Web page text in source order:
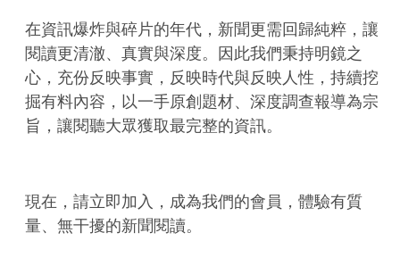
在資訊爆炸與碎片的年代，新聞更需回歸純粹，讓
閱讀更清澈、真實與深度。因此我們秉持明鏡之
心，充份反映事實，反映時代與反映人性，持續挖
掘有料內容，以一手原創題材、深度調查報導為宗
旨，讓閱聽大眾獲取最完整的資訊。
現在，請立即加入，成為我們的會員，體驗有質
量、無干擾的新聞閱讀。